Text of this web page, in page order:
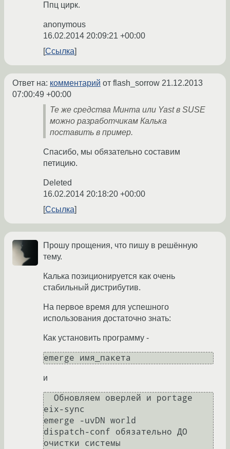
Ппц цирк.
anonymous
16.02.2014 20:09:21 +00:00
Ссылка
Ответ на: комментарий от flash_sorrow 21.12.2013
07:00:49 +00:00
Те же средства Минта или Yast в SUSE
можно разработчикам Калька
поставить в пример.
Спасибо, мы обязательно составим
петицию.
Deleted
16.02.2014 20:18:20 +00:00
Ссылка
Прошу прощения, что пишу в решённую
тему.
Калька позиционируется как очень
стабильный дистрибутив.
На первое время для успешного
использования достаточно знать:
Как установить программу -
emerge имя_пакета
и
eix-sync
emerge -uvDN world
dispatch-conf обязательно ДО
очистки системы